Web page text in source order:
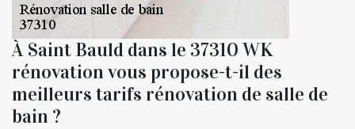
À Saint Bauld dans le 37310 WK
rénovation vous propose-t-il des
meilleurs tarifs rénovation de salle de
bain ?